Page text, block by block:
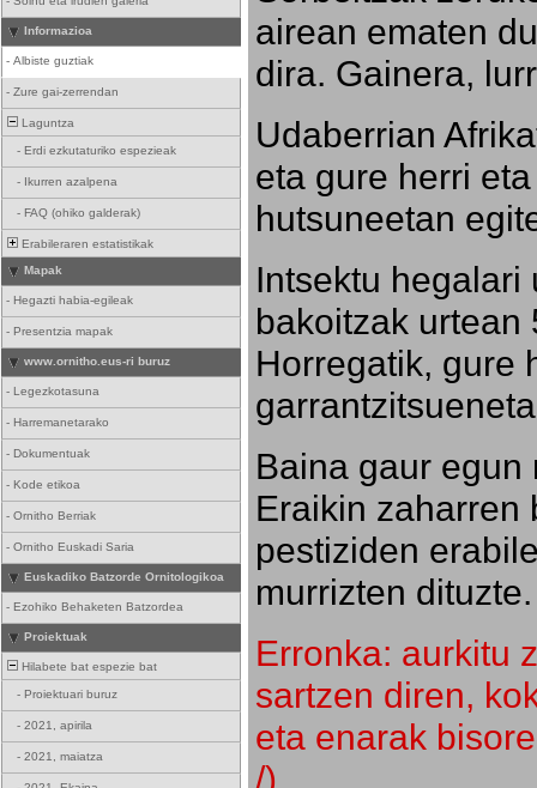
Informazioa
- Albiste guztiak
- Zure gai-zerrendan
Laguntza
- Erdi ezkutaturiko espezieak
- Ikurren azalpena
- FAQ (ohiko galderak)
Erabileraren estatistikak
Mapak
- Hegazti habia-egileak
- Presentzia mapak
www.ornitho.eus-ri buruz
- Legezkotasuna
- Harremanetarako
- Dokumentuak
- Kode etikoa
- Ornitho Berriak
- Ornitho Euskadi Saria
Euskadiko Batzorde Ornitologikoa
- Ezohiko Behaketen Batzordea
Proiektuak
Hilabete bat espezie bat
- Proiektuari buruz
- 2021, apirila
- 2021, maiatza
airean ematen
dira. Gainera,
Udaberrian
eta gure herri
hutsuneetan
Intsektu hegalari
bakoitzak urtean
Horregatik, gure
Baina gaur egun
Eraikin zaharren
pestiziden
murrizten dituzte.
Erronka: aurkitu
sartzen diren,
eta enarak
/)